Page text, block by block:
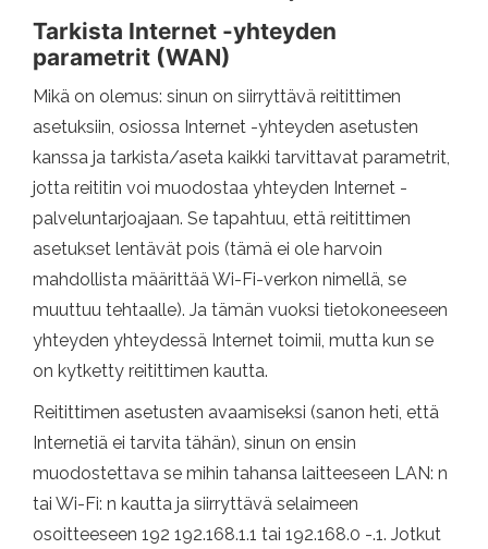
Tarkista Internet -yhteyden
parametrit (WAN)
Mikä on olemus: sinun on siirryttävä reitittimen
asetuksiin, osiossa Internet -yhteyden asetusten
kanssa ja tarkista/aseta kaikki tarvittavat parametrit,
jotta reititin voi muodostaa yhteyden Internet -
palveluntarjoajaan. Se tapahtuu, että reitittimen
asetukset lentävät pois (tämä ei ole harvoin
mahdollista määrittää Wi-Fi-verkon nimellä, se
muuttuu tehtaalle). Ja tämän vuoksi tietokoneeseen
yhteyden yhteydessä Internet toimii, mutta kun se
on kytketty reitittimen kautta.
Reitittimen asetusten avaamiseksi (sanon heti, että
Internetiä ei tarvita tähän), sinun on ensin
muodostettava se mihin tahansa laitteeseen LAN: n
tai Wi-Fi: n kautta ja siirryttävä selaimeen
osoitteeseen 192 192.168.1.1 tai 192.168.0 -.1. Jotkut